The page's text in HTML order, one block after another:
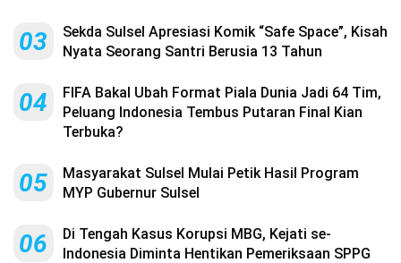
03
Sekda Sulsel Apresiasi Komik “Safe Space”, Kisah
Nyata Seorang Santri Berusia 13 Tahun
04
FIFA Bakal Ubah Format Piala Dunia Jadi 64 Tim,
Peluang Indonesia Tembus Putaran Final Kian
Terbuka?
05
Masyarakat Sulsel Mulai Petik Hasil Program
MYP Gubernur Sulsel
06
Di Tengah Kasus Korupsi MBG, Kejati se-
Indonesia Diminta Hentikan Pemeriksaan SPPG